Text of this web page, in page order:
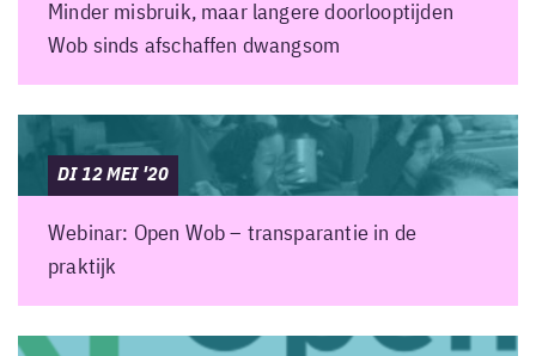
Minder misbruik, maar langere doorlooptijden
Wob sinds afschaffen dwangsom
DI 12 MEI '20
Webinar: Open Wob – transparantie in de
praktijk